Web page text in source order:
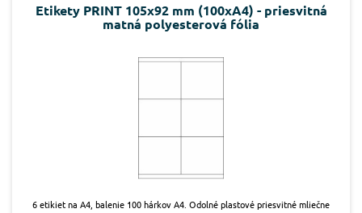
Etikety PRINT 105x92 mm (100xA4) - priesvitná
matná polyesterová fólia
6 etikiet na A4, balenie 100 hárkov A4. Odolné plastové priesvitné mliečne